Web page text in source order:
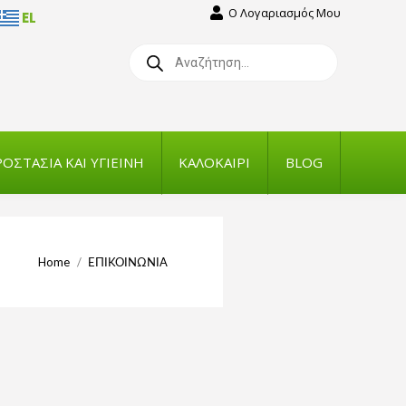
Ο Λογαριασμός Μου
search
ΚΑΙ ΥΓΙΕΙΝΗ ΚΑΛΟΚΑΙΡΙ BLOG
You are here:
Home ΕΠΙΚΟΙΝΩΝΙΑ
EL